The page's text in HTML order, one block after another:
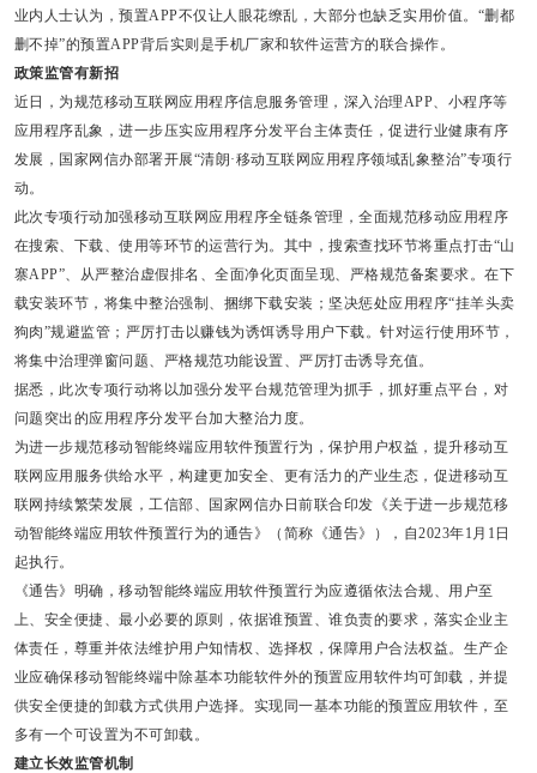
业内人士认为，预置APP不仅让人眼花缭乱，大部分也缺乏实用价值。“删都
删不掉”的预置APP背后实则是手机厂家和软件运营方的联合操作。
政策监管有新招
近日，为规范移动互联网应用程序信息服务管理，深入治理APP、小程序等
应用程序乱象，进一步压实应用程序分发平台主体责任，促进行业健康有序
发展，国家网信办部署开展“清朗·移动互联网应用程序领域乱象整治”专项行
动。
此次专项行动加强移动互联网应用程序全链条管理，全面规范移动应用程序
在搜索、下载、使用等环节的运营行为。其中，搜索查找环节将重点打击“山
寨APP”、从严整治虚假排名、全面净化页面呈现、严格规范备案要求。在下
载安装环节，将集中整治强制、捆绑下载安装；坚决惩处应用程序“挂羊头卖
狗肉”规避监管；严厉打击以赚钱为诱饵诱导用户下载。针对运行使用环节，
将集中治理弹窗问题、严格规范功能设置、严厉打击诱导充值。
据悉，此次专项行动将以加强分发平台规范管理为抓手，抓好重点平台，对
问题突出的应用程序分发平台加大整治力度。
为进一步规范移动智能终端应用软件预置行为，保护用户权益，提升移动互
联网应用服务供给水平，构建更加安全、更有活力的产业生态，促进移动互
联网持续繁荣发展，工信部、国家网信办日前联合印发《关于进一步规范移
动智能终端应用软件预置行为的通告》（简称《通告》），自2023年1月1日
起执行。
《通告》明确，移动智能终端应用软件预置行为应遵循依法合规、用户至
上、安全便捷、最小必要的原则，依据谁预置、谁负责的要求，落实企业主
体责任，尊重并依法维护用户知情权、选择权，保障用户合法权益。生产企
业应确保移动智能终端中除基本功能软件外的预置应用软件均可卸载，并提
供安全便捷的卸载方式供用户选择。实现同一基本功能的预置应用软件，至
多有一个可设置为不可卸载。
建立长效监管机制